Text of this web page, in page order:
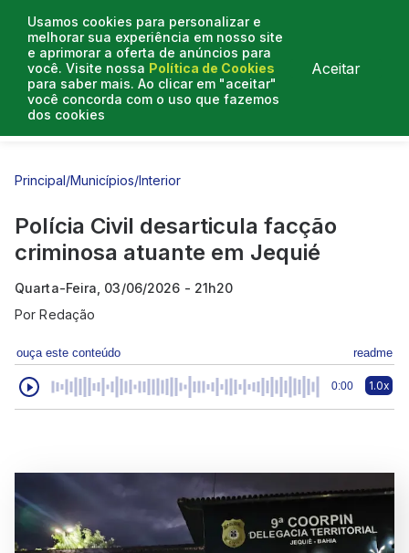
Usamos cookies para personalizar e
melhorar sua experiência em nosso site
e aprimorar a oferta de anúncios para
você. Visite nossa Política de Cookies
para saber mais. Ao clicar em "aceitar"
você concorda com o uso que fazemos
dos cookies
Aceitar
Entrevistas
Principal/Municípios/Interior
Polícia Civil desarticula facção
criminosa atuante em Jequié
Quarta-Feira, 03/06/2026 - 21h20
PorRedação
ouça este conteúdo readme
0:00 1.0x